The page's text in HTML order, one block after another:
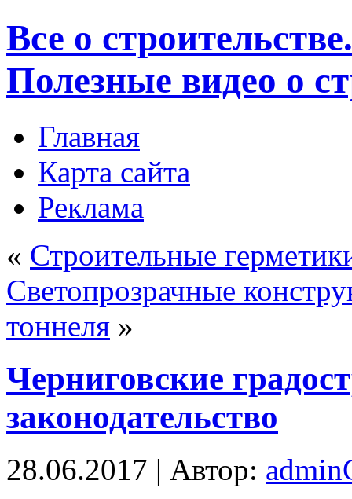
Все о
Полезные видео о
Главная
Карта сайта
Реклама
« Строительные
Светопрозрачные
тоннеля »
Черниговские
законодательство
28.06.2017 | Автор: